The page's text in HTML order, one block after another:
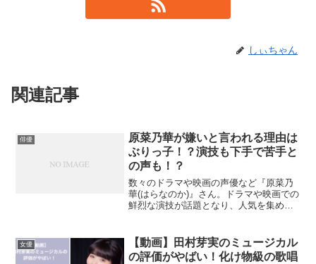
しぃちゃん
関連記事
俳優
原菜乃華が嫌いと言われる理由は
ぶりっ子！？演技も下手で苦手と
の声も！？
数々のドラマや映画の声優など『原菜乃
華(はらなのか)』さん。ドラマや映画での
鮮烈な演技が話題となり、人気を集めて
原菜乃華さんが『嫌い』と言われる声を
見ていきましょう。原菜...
女優
【動画】田村芽実のミュージカル
の評価がやばい！化け物級の歌唱